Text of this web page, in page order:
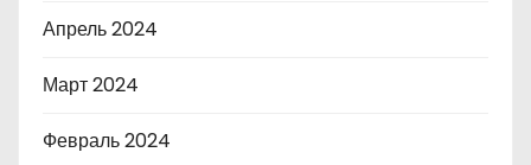
Апрель 2024
Март 2024
Февраль 2024